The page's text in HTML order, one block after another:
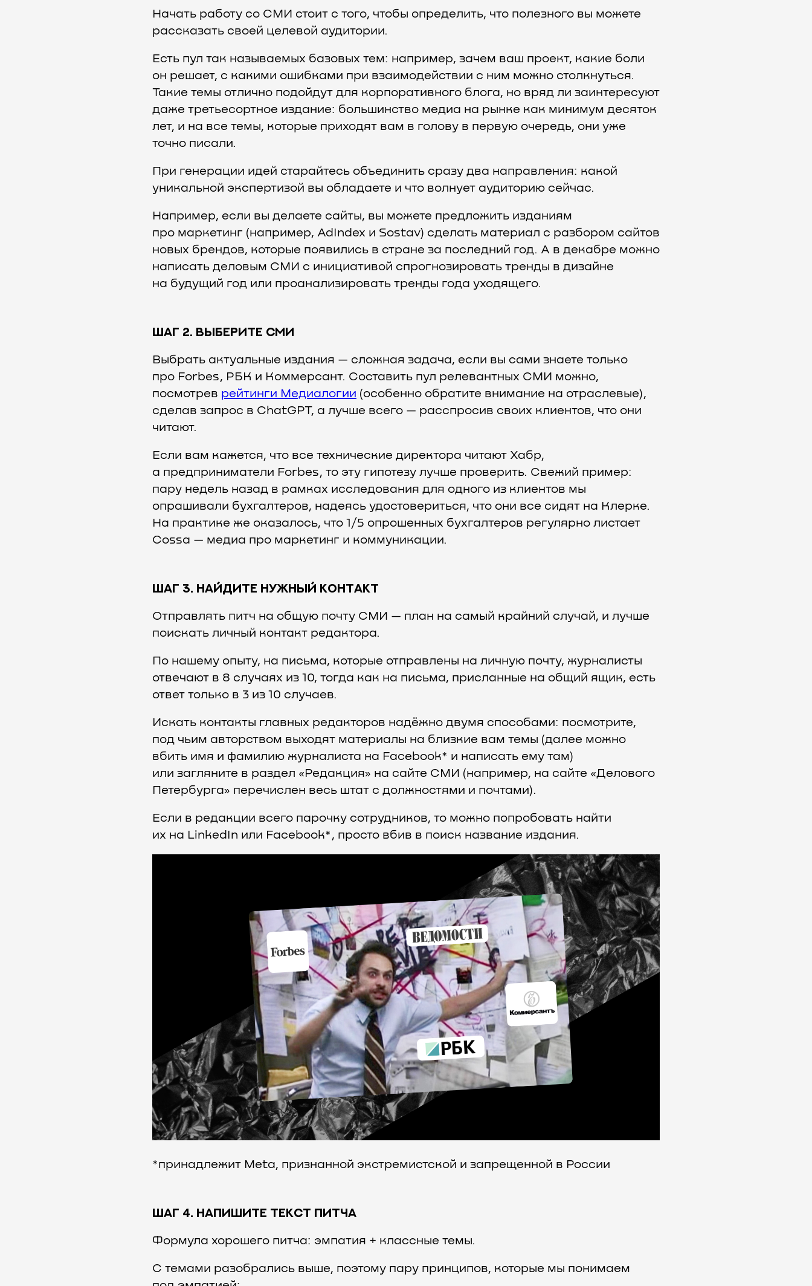
Начать работу со СМИ стоит с того, чтобы определить, что полезного вы можете
рассказать своей целевой аудитории.
Есть пул так называемых базовых тем: например, зачем ваш проект, какие боли
он решает, с какими ошибками при взаимодействии с ним можно столкнуться.
Такие темы отлично подойдут для корпоративного блога, но вряд ли заинтересуют
даже третьесортное издание: большинство медиа на рынке как минимум десяток
лет, и на все темы, которые приходят вам в голову в первую очередь, они уже
точно писали.
При генерации идей старайтесь объединить сразу два направления: какой
уникальной экспертизой вы обладаете и что волнует аудиторию сейчас.
Например, если вы делаете сайты, вы можете предложить изданиям
про маркетинг (например, AdIndex и Sostav) сделать материал с разбором сайтов
новых брендов, которые появились в стране за последний год. А в декабре можно
написать деловым СМИ с инициативой спрогнозировать тренды в дизайне
на будущий год или проанализировать тренды года уходящего.
ШАГ 2. ВЫБЕРИТЕ СМИ
Выбрать актуальные издания — сложная задача, если вы сами знаете только
про Forbes, РБК и Коммерсант. Составить пул релевантных СМИ можно,
посмотрев рейтинги Медиалогии (особенно обратите внимание на отраслевые),
сделав запрос в ChatGPT, а лучше всего — расспросив своих клиентов, что они
читают.
Если вам кажется, что все технические директора читают Хабр,
а предприниматели Forbes, то эту гипотезу лучше проверить. Свежий пример:
пару недель назад в рамках исследования для одного из клиентов мы
опрашивали бухгалтеров, надеясь удостовериться, что они все сидят на Клерке.
На практике же оказалось, что 1/5 опрошенных бухгалтеров регулярно листает
Cossa — медиа про маркетинг и коммуникации.
ШАГ 3. НАЙДИТЕ НУЖНЫЙ КОНТАКТ
Отправлять питч на общую почту СМИ — план на самый крайний случай, и лучше
поискать личный контакт редактора.
По нашему опыту, на письма, которые отправлены на личную почту, журналисты
отвечают в 8 случаях из 10, тогда как на письма, присланные на общий ящик, есть
ответ только в 3 из 10 случаев.
Искать контакты главных редакторов надёжно двумя способами: посмотрите,
под чьим авторством выходят материалы на близкие вам темы (далее можно
вбить имя и фамилию журналиста на Facebook* и написать ему там)
или загляните в раздел «Редакция» на сайте СМИ (например, на сайте «Делового
Петербурга» перечислен весь штат с должностями и почтами).
Если в редакции всего парочку сотрудников, то можно попробовать найти
их на LinkedIn или Facebook*, просто вбив в поиск название издания.
*принадлежит Meta, признанной экстремистской и запрещенной в России
ШАГ 4. НАПИШИТЕ ТЕКСТ ПИТЧА
Формула хорошего питча: эмпатия + классные темы.
С темами разобрались выше, поэтому пару принципов, которые мы понимаем